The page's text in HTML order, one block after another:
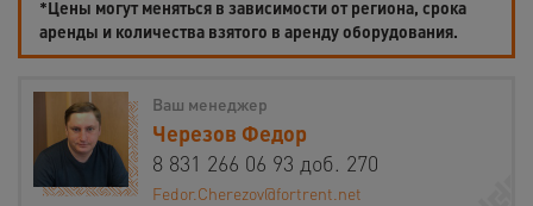
*Цены могут меняться в зависимости от региона, срока
аренды и количества взятого в аренду оборудования.
Ваш менеджер
Черезов Федор
8 831 266 06 93 доб. 270
Fedor.Cherezov@fortrent.net